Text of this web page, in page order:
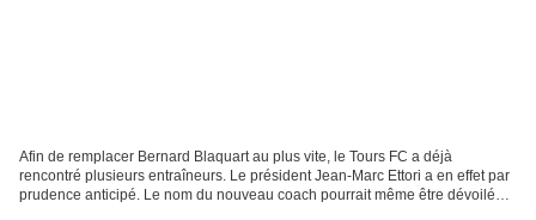
Afin de remplacer Bernard Blaquart au plus vite, le Tours FC a déjà
rencontré plusieurs entraîneurs. Le président Jean-Marc Ettori a en effet par
prudence anticipé. Le nom du nouveau coach pourrait même être dévoilé